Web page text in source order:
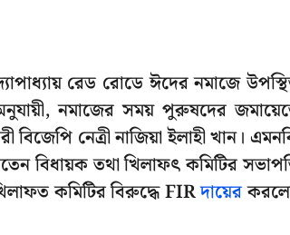
রেড রোডে ঈদের নমাজে
নমাজের সময় পুরুষদের
নেত্রী নাজিয়া ইলাহী খান।
বিধায়ক তথা খিলাফৎ কমিটির
কমিটির বিরুদ্ধে FIRদায়ের